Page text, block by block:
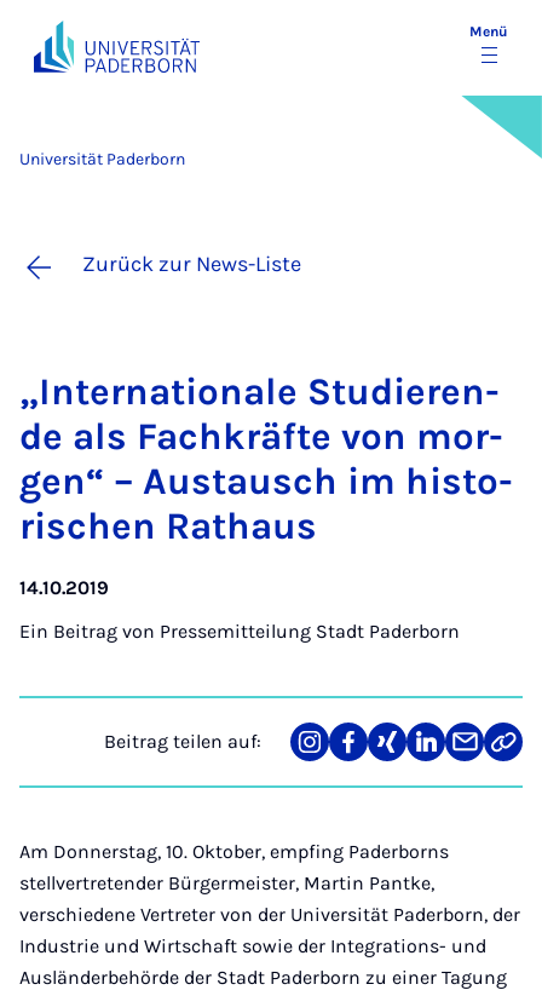
Menü
Universität Paderborn
Zurück zur News-Liste
„In­ter­na­ti­o­na­le Stu­die­ren­
de als Fach­kräf­te von mor­
gen“ – Aus­tausch im his­to­
ri­schen Rat­haus
14.10.2019
Ein Beitrag von Pressemitteilung Stadt Paderborn
Beitrag teilen auf:
Teilen
auf
Teilen
auf
Teilen
auf
Teilen
auf
Teilen
über
Link
Am Donnerstag, 10. Oktober, empfing Paderborns
stellvertretender Bürgermeister, Martin Pantke,
verschiedene Vertreter von der Universität Paderborn, der
Industrie und Wirtschaft sowie der Integrations- und
Ausländerbehörde der Stadt Paderborn zu einer Tagung